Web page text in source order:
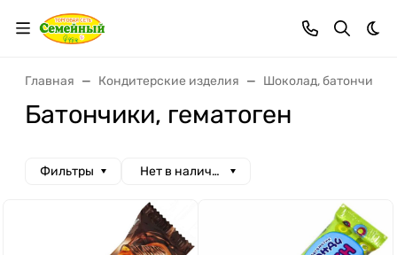
Главная Кондитерские изделия Шоколад, батончики,
Батончики, гематоген
Фильтры Нет в наличии